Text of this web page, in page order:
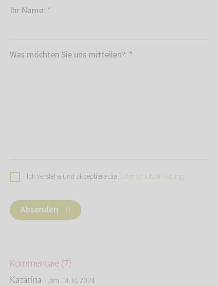
Ihr Name: *
Was möchten Sie uns mitteilen?: *
Ich verstehe und akzeptiere dieDatenschutzerklärung.
Absenden
Kommentare (7)
Katarina am 14.10.2024